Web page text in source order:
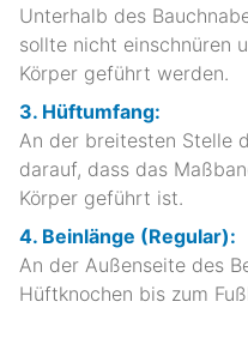
Unterhalb des
sollte nicht einschnüren
Körper geführt werden.
3. Hüftumfang:
An der breitesten Stelle
darauf, dass das
Körper geführt ist.
4. Beinlänge (Regular):
An der Außenseite des
Hüftknochen bis zum